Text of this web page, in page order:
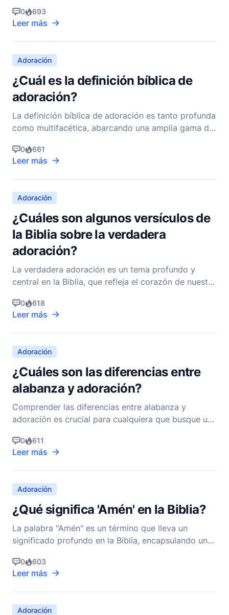
integral de la adoración que trasciende las meras
palabras, abarcando la totalidad del corazón, la
mente y el espíritu del creyente. Para entender la
0 693
Leer más
Adoración
¿Cuál es la definición bíblica de
adoración?
La definición bíblica de adoración es tanto profunda
como multifacética, abarcando una amplia gama de
su esencia, es el acto de atribuir valor a Dios,
reconociendo Su valor supremo y dignidad. Es una
respuesta a la revelación de Dios de Sí mismo y
0 661
Leer más
Adoración
¿Cuáles son algunos versículos de
la Biblia sobre la verdadera
adoración?
La verdadera adoración es un tema profundo y
central en la Biblia, que refleja el corazón de nuestra
formalidad, profundizando en la esencia misma de
nuestra devoción y amor por el Creador. Al explorar
lo que implica la verdadera adoración, es esenci
0 618
Leer más
Adoración
¿Cuáles son las diferencias entre
alabanza y adoración?
Comprender las diferencias entre alabanza y
adoración es crucial para cualquiera que busque una
más profunda en su vida espiritual. Aunque los
términos a menudo se usan indistintamente, tienen
significados distintos y sirven para diferentes
propósitos
0 611
Leer más
Adoración
¿Qué significa 'Amén' en la Biblia?
La palabra "Amén" es un término que lleva un
significado profundo en la Biblia, encapsulando una
simple pero poderosa. Es una palabra que
trasciende idiomas, culturas y épocas, resonando a
través de los siglos como una declaración de fe,
acuerdo y afirma
0 603
Leer más
Adoración